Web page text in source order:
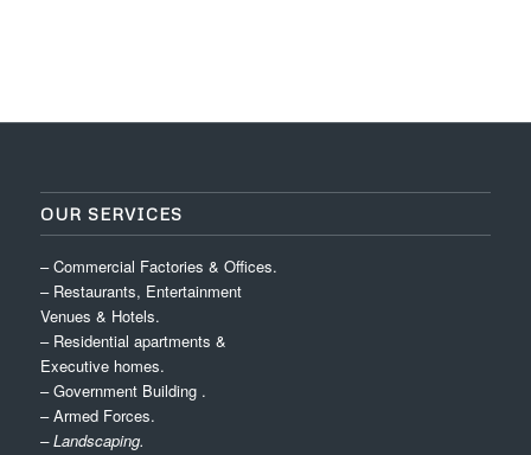
OUR SERVICES
– Commercial Factories & Offices.
– Restaurants, Entertainment
Venues & Hotels.
– Residential apartments &
Executive homes.
– Government Building .
– Armed Forces.
– Landscaping.